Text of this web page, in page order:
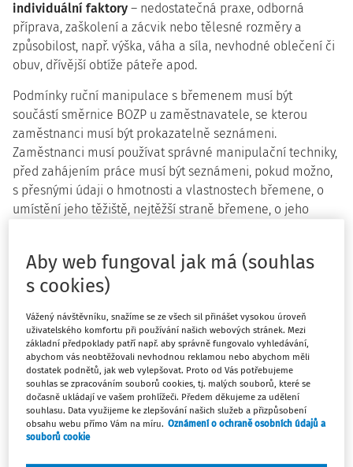
individuální faktory – nedostatečná praxe, odborná
příprava, zaškolení a zácvik nebo tělesné rozměry a
způsobilost, např. výška, váha a síla, nevhodné oblečení či
obuv, dřívější obtíže páteře apod.
Podmínky ruční manipulace s břemenem musí být
součástí směrnice BOZP u zaměstnavatele, se kterou
zaměstnanci musí být prokazatelně seznámeni.
Zaměstnanci musí používat správné manipulační techniky,
před zahájením práce musí být seznámeni, pokud možno,
s přesnými údaji o hmotnosti a vlastnostech břemene, o
umístění jeho těžiště, nejtěžší straně břemene, o jeho
U nás se problematikou manipulace s břemeny zabývá
28 až 30 nařízení vlády č. 361/2007 Sb.
Podle definice uvedené v § 28 nařízení vlády seruční
manipulací s břemenem rozumí přepravování nebo
nošení břemene jedním nebo současně více zaměstnanci
včetně jeho zvedání, pokládání, strkání, tahání, posunování
nebo přemisťování, při kterém v důsledku vlastností
břemene nebo nepříznivých ergonomických podmínek
může dojít k poškození páteře zaměstnance nebo
Aby web fungoval jak má (souhlas
s cookies)
Vážený návštěvníku, snažíme se ze všech sil přinášet vysokou úroveň
uživatelského komfortu při používání našich webových stránek. Mezi
základní předpoklady patří např. aby správně fungovalo vyhledávání,
abychom vás neobtěžovali nevhodnou reklamou nebo abychom měli
dostatek podnětů, jak web vylepšovat. Proto od Vás potřebujeme
souhlas se zpracováním souborů cookies, tj. malých souborů, které se
dočasně ukládají ve vašem prohlížeči. Předem děkujeme za udělení
souhlasu. Data využijeme ke zlepšování našich služeb a přizpůsobení
obsahu webu přímo Vám na míru. Oznámení o ochraně osobních údajů a
souborů cookie